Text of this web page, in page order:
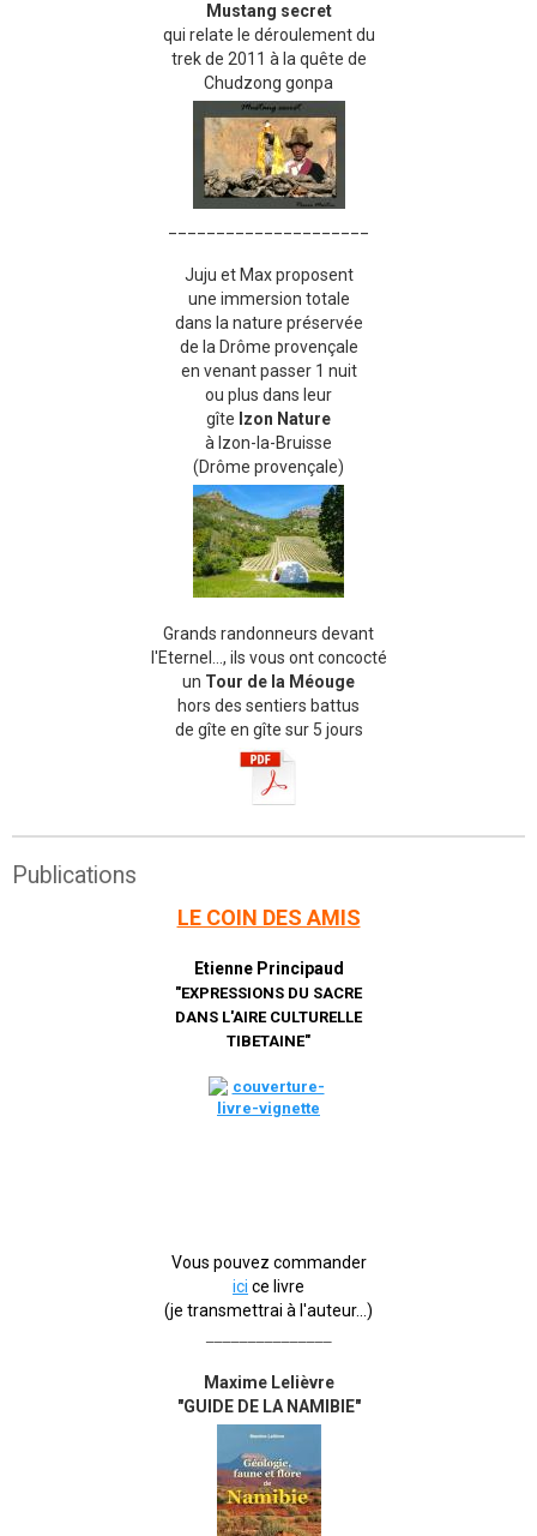
Mustang secret
qui relate le déroulement du
trek de 2011 à la quête de
Chudzong gonpa
Juju et Max proposent
une immersion totale
dans la nature préservée
de la Drôme provençale
en venant passer 1 nuit
ou plus dans leur
gîte Izon Nature
à Izon-la-Bruisse
(Drôme provençale)
Grands randonneurs devant
l'Eternel..., ils vous ont concocté
un Tour de la Méouge
hors des sentiers battus
de gîte en gîte sur 5 jours
Publications
LE COIN DES AMIS
Etienne Principaud
"EXPRESSIONS DU SACRE
DANS L'AIRE CULTURELLE
TIBETAINE"
Vous pouvez commander
ici ce livre
(je transmettrai à l'auteur...)
Maxime Lelièvre
"GUIDE DE LA NAMIBIE"